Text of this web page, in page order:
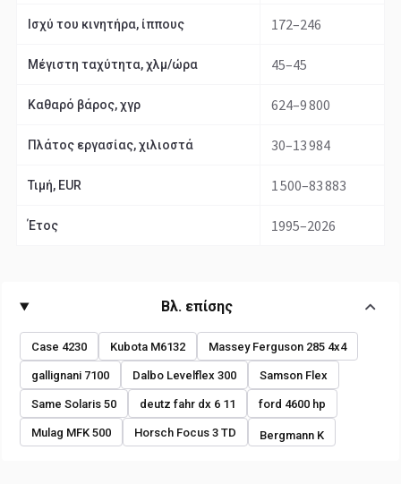
Ισχύ του κινητήρα, ίππους 172–246
Μέγιστη ταχύτητα, χλμ/ώρα 45–45
Καθαρό βάρος, χγρ 624–9 800
Πλάτος εργασίας, χιλιοστά 30–13 984
Τιμή, EUR 1 500–83 883
Έτος 1995–2026
Βλ. επίσης
Case 4230 Kubota M6132 Massey Ferguson 285 4x4
gallignani 7100 Dalbo Levelflex 300 Samson Flex
Same Solaris 50 deutz fahr dx 6 11 ford 4600 hp
Mulag MFK 500 Horsch Focus 3 TD Bergmann K